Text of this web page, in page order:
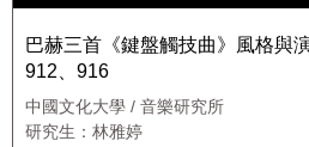
巴赫三首《鍵盤觸技曲》風格與
912、916
中國文化大學 / 音樂研究所
研究生：林雅婷